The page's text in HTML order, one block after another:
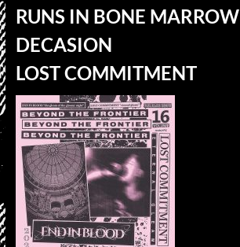
RUNS IN BONE MARROW
DECASION
LOST COMMITMENT